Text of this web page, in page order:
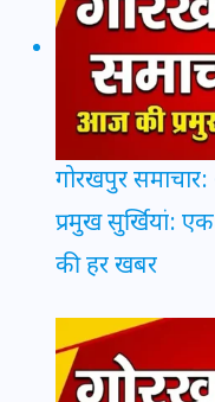
गोरखपुर
प्रमुख सुर्खियां:
की हर खबर